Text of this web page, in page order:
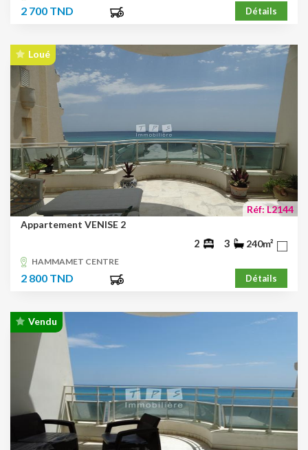
2 700 TND Détails
Loué
Réf: L2144
Appartement VENISE 2
2 3 240m²
HAMMAMET CENTRE
2 800 TND Détails
Vendu